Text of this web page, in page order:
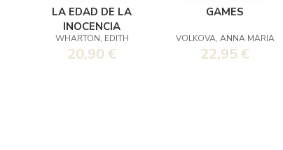
LA EDAD DE LA
INOCENCIA
WHARTON, EDITH
20,90 €
GAMES
VOLKOVA, ANNA MARIA
22,95 €